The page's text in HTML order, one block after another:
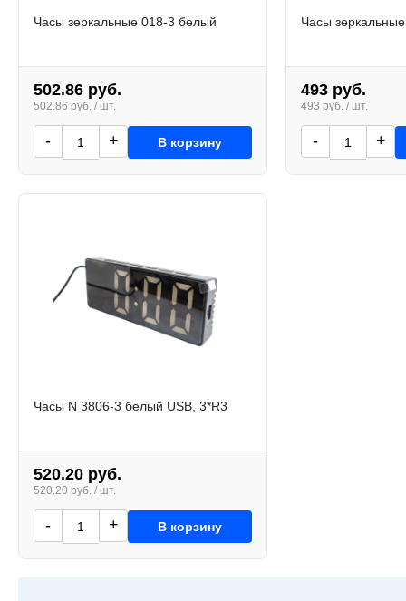
Часы зеркальные 018-3 белый
502.86 руб.
502.86 руб. / шт.
- + В корзину
Часы
493 руб.
493 руб. / шт.
- +
Часы N 3806-3 белый USB, 3*R3
520.20 руб.
520.20 руб. / шт.
- + В корзину